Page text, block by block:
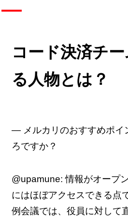
コード決済チ
る人物とは？
— メルカリのおすすめポイ
ろですか？
@upamune: 情報がオープ
にはほぼアクセスできる点
例会議では、役員に対して